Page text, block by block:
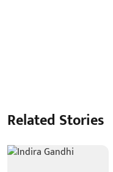
Related Stories